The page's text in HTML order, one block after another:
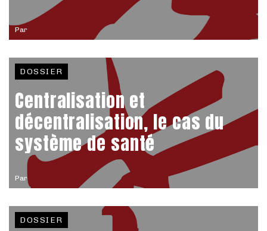
Par
Par
DOSSIER
Centralisation et
décentralisation, le cas du
système de santé
DOSSIER